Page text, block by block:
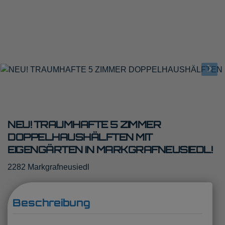
NEU! TRAUMHAFTE 5 ZIMMER
DOPPELHAUSHÄLFTEN MIT
EIGENGÄRTEN IN MARKGRAFNEUSIEDL!
2282 Markgrafneusiedl
Beschreibung